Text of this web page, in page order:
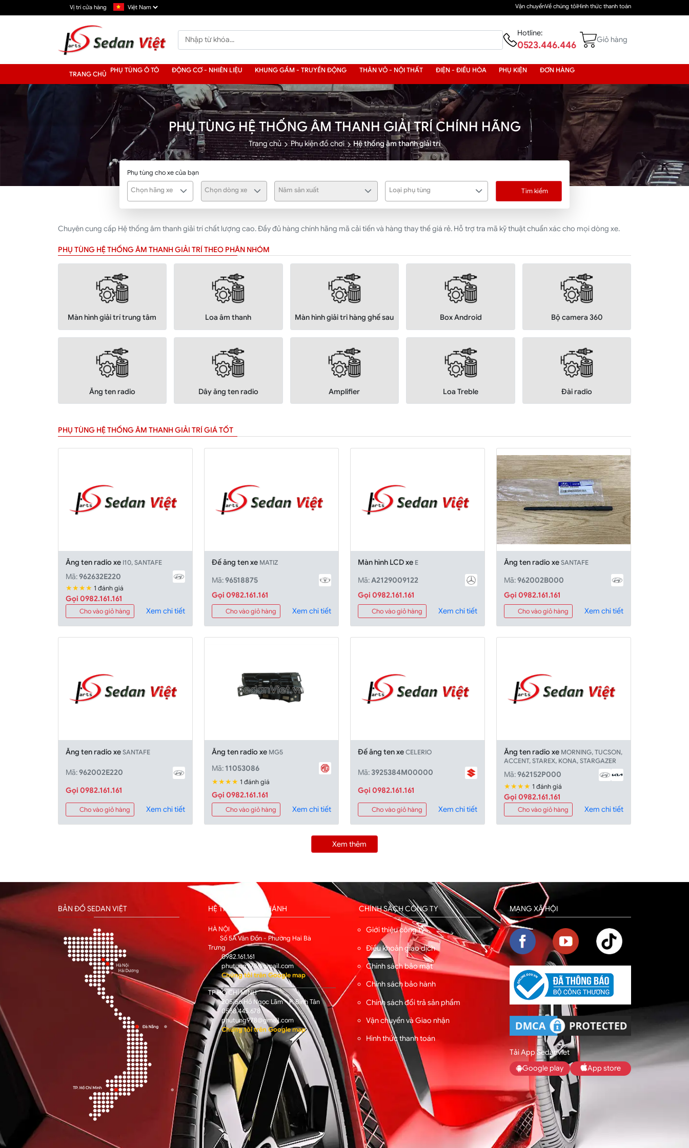
Vị trí cửa hàng Vận chuyểnVề chúng tôiHình thức thanh toán
Hotline:
0523.446.446 Giỏ hàng
TRANG CHỦ PHỤ TÙNG Ô TÔ ĐỘNG CƠ - NHIÊN LIỆU KHUNG GẦM - TRUYỀN ĐỘNG THÂN VỎ - NỘI THẤT ĐIỆN - ĐIỀU HÒA PHỤ KIỆN ĐƠN HÀNG
PHỤ TÙNG HỆ THỐNG ÂM THANH GIẢI TRÍ CHÍNH HÃNG
Trang chủ Phụ kiện đồ chơi Hệ thống âm thanh giải trí
Phụ tùng cho xe của bạn
Chọn hãng xe Chọn dòng xe Năm sản xuất Loại phụ tùng Tìm kiếm
Chuyên cung cấp Hệ thống âm thanh giải trí chất lượng cao. Đầy đủ hàng chính hãng mã cải tiến và hàng thay thế giá rẻ. Hỗ trợ tra mã kỹ thuật chuẩn xác cho mọi dòng xe.
PHỤ TÙNG HỆ THỐNG ÂM THANH GIẢI TRÍ THEO PHÂN NHÓM
Màn hình giải trí trung tâm Loa âm thanh Màn hình giải tri hàng ghế sau Box Android Bộ camera 360
Ăng ten radio Dây ăng ten radio Amplifier Loa Treble Đài radio
PHỤ TÙNG HỆ THỐNG ÂM THANH GIẢI TRÍ GIÁ TỐT
Ăng ten radio xe I10, SANTAFE
Mã:962632E220
★★★★ 1 đánh giá
Gọi 0982.161.161
Cho vào giỏ hàng Xem chi tiết
Đế ăng ten xe MATIZ
Mã:96518875
Gọi 0982.161.161
Cho vào giỏ hàng Xem chi tiết
Màn hình LCD xe E
Mã:A2129009122
Gọi 0982.161.161
Cho vào giỏ hàng Xem chi tiết
Ăng ten radio xeSANTAFE
Mã:962002B000
Gọi 0982.161.161
Cho vào giỏ hàng Xem chi tiết
Ăng ten radio xeSANTAFE
Mã:962002E220
Gọi 0982.161.161
Cho vào giỏ hàng Xem chi tiết
Ăng ten radio xe MG5
Mã: 11053086
★★★★ 1 đánh giá
Gọi 0982.161.161
Cho vào giỏ hàng Xem chi tiết
Đế ăng ten xeCELERIO
Mã: 3925384M00000
Gọi 0982.161.161
Cho vào giỏ hàng Xem chi tiết
Ăng ten radio xe MORNING, TUCSON,
ACCENT, STAREX, KONA, STARGAZER
Mã:962152P000
★★★★ 1 đánh giá
Gọi 0982.161.161
Cho vào giỏ hàng Xem chi tiết
Xem thêm
BẢN ĐỒ SEDAN VIỆT HỆ THỐNG CHI NHÁNH
HÀ NỘI
Số 5A Vân Đồn - Phường Hai Bà
Trưng
0982.161.161
phutung978@gmail.com
Chúng tôi trên Google map
TP HỒ CHÍ MINH
205/56 Hồ Ngọc Lãm - P. Bình Tân
0588.445.678
phutung978@gmail.com
Chúng tôi trên Google map
CHÍNH SÁCH CÔNG TY
Giới thiệu công ty
Điều khoản giao dịch
Chính sách bảo mật
Chính sách bảo hành
Chính sách đổi trả sản phẩm
Vận chuyển và Giao nhận
Hình thức thanh toán
MẠNG XÃ HỘI
Tải App Sedanviet
Google play
App store